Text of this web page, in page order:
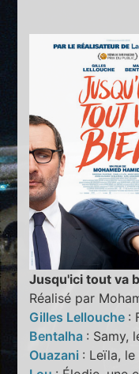
Jusqu'ici tout va
Réalisé par
Gilles Lellouche :
Bentalha : Samy,
Ouazani : Leïla,